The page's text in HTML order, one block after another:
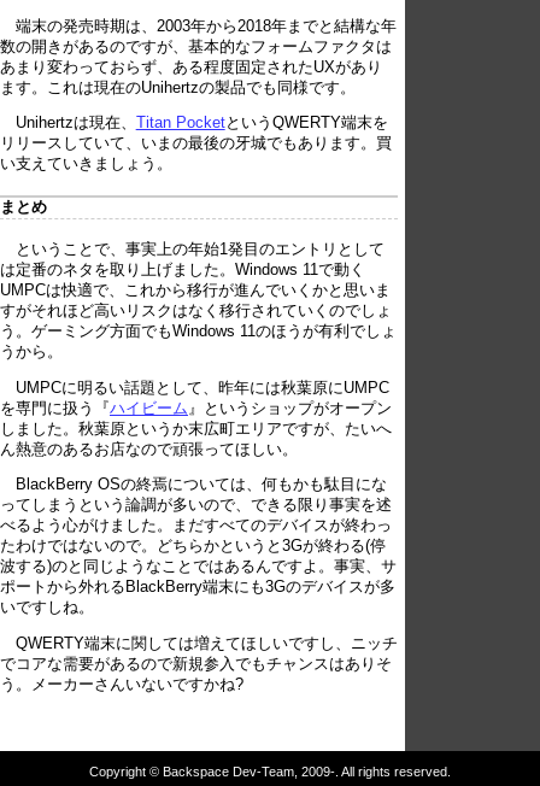
端末の発売時期は、2003年から2018年までと結構な年
数の開きがあるのですが、基本的なフォームファクタは
あまり変わっておらず、ある程度固定されたUXがあり
ます。これは現在のUnihertzの製品でも同様です。
Unihertzは現在、 Titan PocketというQWERTY端末を
リリースしていて、いまの最後の牙城でもあります。買
い支えていきましょう。
まとめ
ということで、事実上の年始1発目のエントリとして
は定番のネタを取り上げました。Windows 11で動く
UMPCは快適で、これから移行が進んでいくかと思いま
すがそれほど高いリスクはなく移行されていくのでしょ
う。ゲーミング方面でもWindows 11のほうが有利でしょ
うから。
UMPCに明るい話題として、昨年には秋葉原にUMPC
を専門に扱う『ハイビーム 』というショップがオープン
しました。秋葉原というか末広町エリアですが、たいへ
ん熱意のあるお店なので頑張ってほしい。
BlackBerry OSの終焉については、何もかも駄目にな
ってしまうという論調が多いので、できる限り事実を述
べるよう心がけました。まだすべてのデバイスが終わっ
たわけではないので。どちらかというと3Gが終わる(停
波する)のと同じようなことではあるんですよ。事実、サ
ポートから外れるBlackBerry端末にも3Gのデバイスが多
いですしね。
QWERTY端末に関しては増えてほしいですし、ニッチ
でコアな需要があるので新規参入でもチャンスはありそ
う。メーカーさんいないですかね?
Copyright © Backspace Dev-Team, 2009-. All rights reserved.